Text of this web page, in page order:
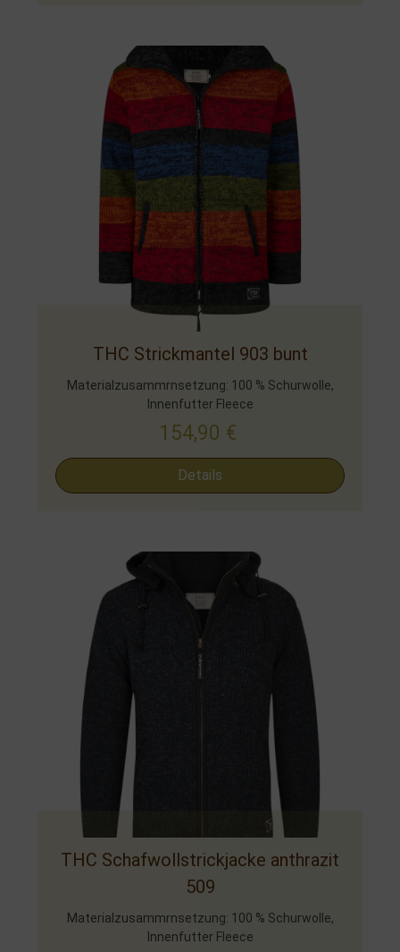
THC Strickmantel 903 bunt
Materialzusammrnsetzung: 100 % Schurwolle,
Innenfutter Fleece
154,90 €
Details
THC Schafwollstrickjacke anthrazit
509
Materialzusammrnsetzung: 100 % Schurwolle,
Innenfutter Fleece